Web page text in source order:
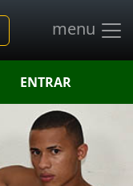
menu
ENTRAR